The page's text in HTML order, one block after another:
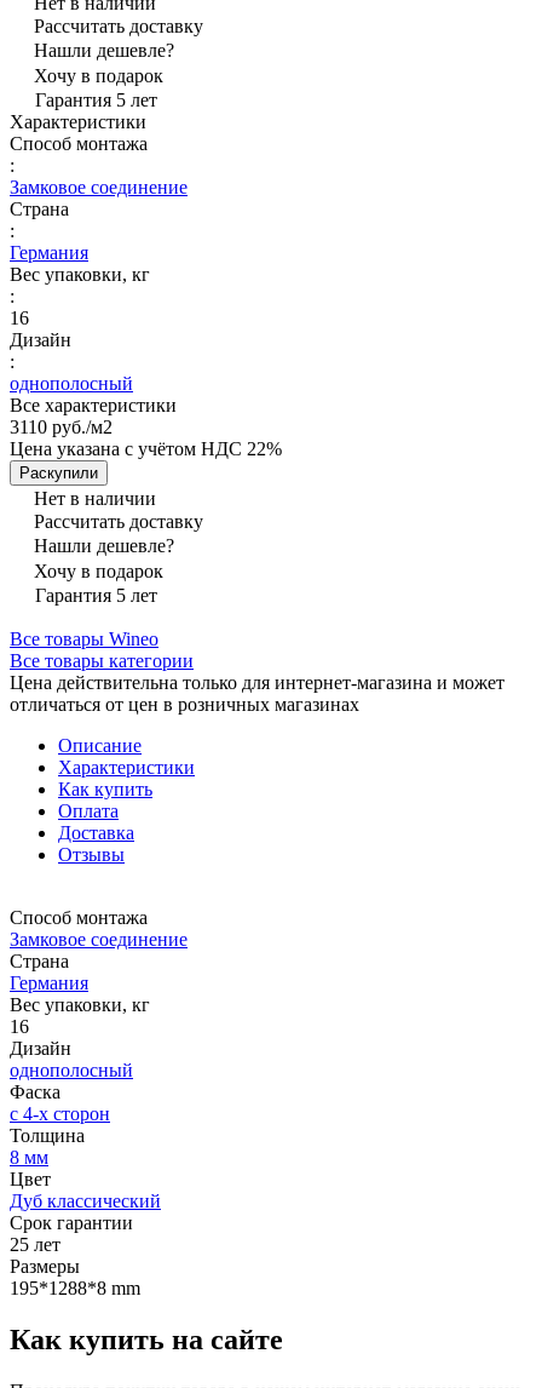
Рассчитать доставку
Нашли дешевле?
Хочу в подарок
Гарантия 5 лет
Характеристики
Способ монтажа
:
Замковое соединение
Страна
:
Германия
Вес упаковки, кг
:
16
Дизайн
:
однополосный
Все характеристики
3110 руб./м2
Цена указана с учётом НДС 22%
Раскупили
Нет в наличии
Рассчитать доставку
Нашли дешевле?
Хочу в подарок
Гарантия 5 лет
Все товары Wineo
Все товары категории
Цена действительна только для интернет-магазина и может
отличаться от цен в розничных магазинах
Описание
Характеристики
Как купить
Оплата
Доставка
Отзывы
Способ монтажа
Замковое соединение
Страна
Германия
Вес упаковки, кг
16
Дизайн
однополосный
Фаска
с 4-х сторон
Толщина
8 мм
Цвет
Дуб классический
Срок гарантии
25 лет
Размеры
195*1288*8 mm
Как купить на сайте